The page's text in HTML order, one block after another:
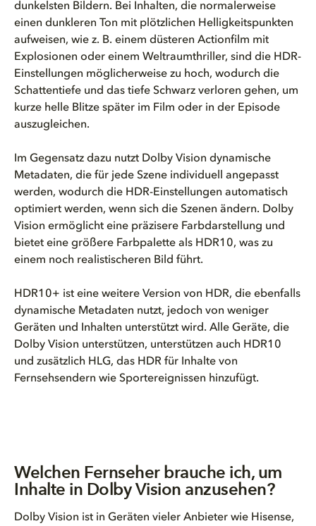
dunkelsten Bildern. Bei Inhalten, die normalerweise
einen dunkleren Ton mit plötzlichen Helligkeitspunkten
aufweisen, wie z. B. einem düsteren Actionfilm mit
Explosionen oder einem Weltraumthriller, sind die HDR-
Einstellungen möglicherweise zu hoch, wodurch die
Schattentiefe und das tiefe Schwarz verloren gehen, um
kurze helle Blitze später im Film oder in der Episode
auszugleichen.
Im Gegensatz dazu nutzt Dolby Vision dynamische
Metadaten, die für jede Szene individuell angepasst
werden, wodurch die HDR-Einstellungen automatisch
optimiert werden, wenn sich die Szenen ändern. Dolby
Vision ermöglicht eine präzisere Farbdarstellung und
bietet eine größere Farbpalette als HDR10, was zu
einem noch realistischeren Bild führt.
HDR10+ ist eine weitere Version von HDR, die ebenfalls
dynamische Metadaten nutzt, jedoch von weniger
Geräten und Inhalten unterstützt wird. Alle Geräte, die
Dolby Vision unterstützen, unterstützen auch HDR10
und zusätzlich HLG, das HDR für Inhalte von
Fernsehsendern wie Sportereignissen hinzufügt.
Welchen Fernseher brauche ich, um
Inhalte in Dolby Vision anzusehen?
Dolby Vision ist in Geräten vieler Anbieter wie Hisense,